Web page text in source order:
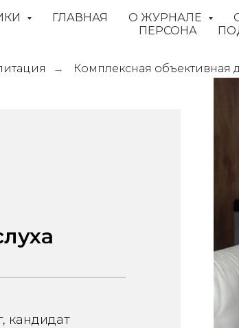
ГЛАВНАЯ О ЖУРНАЛЕ
ПЕРСОНА
→ Комплексная объективная
кандидат